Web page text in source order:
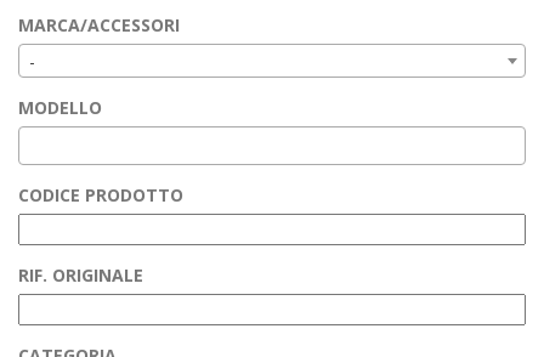
Elewind
Registrazione garanzia
Contatti
MARCA/ACCESSORI
-
MODELLO
CODICE PRODOTTO
RIF. ORIGINALE